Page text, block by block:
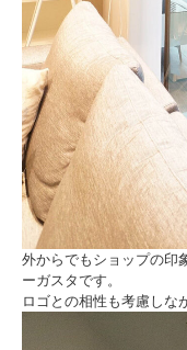
外からでもショップの印
ーガスタです。
ロゴとの相性も考慮しな